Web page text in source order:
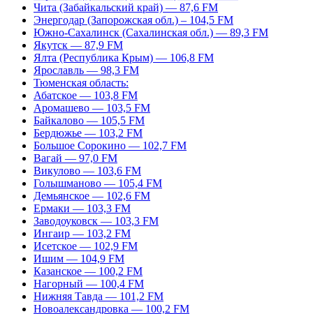
Чита (Забайкальский край) — 87,6 FM
Энергодар (Запорожская обл.) – 104,5 FM
Южно-Сахалинск (Сахалинская обл.) — 89,3 FM
Якутск — 87,9 FM
Ялта (Республика Крым) — 106,8 FM
Ярославль — 98,3 FM
Тюменская область:
Абатское — 103,8 FM
Аромашево — 103,5 FM
Байкалово — 105,5 FM
Бердюжье — 103,2 FM
Большое Сорокино — 102,7 FM
Вагай — 97,0 FM
Викулово — 103,6 FM
Голышманово — 105,4 FM
Демьянское — 102,6 FM
Ермаки — 103,3 FM
Заводоуковск — 103,3 FM
Ингаир — 103,2 FM
Исетское — 102,9 FM
Ишим — 104,9 FM
Казанское — 100,2 FM
Нагорный — 100,4 FM
Нижняя Тавда — 101,2 FM
Новоалександровка — 100,2 FM